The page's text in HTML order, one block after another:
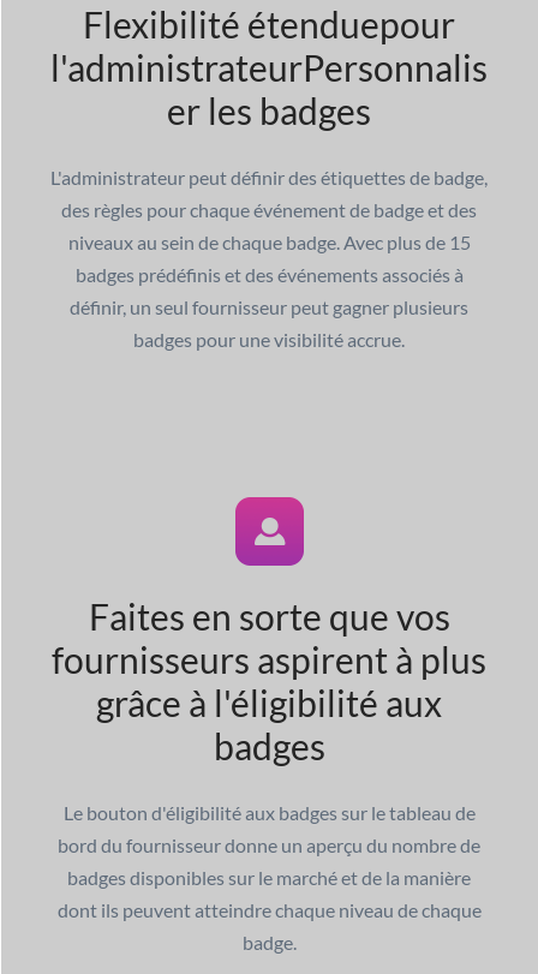
Flexibilité étenduepour
l'administrateurPersonnalis
er les badges
L'administrateur peut définir des étiquettes de badge,
des règles pour chaque événement de badge et des
niveaux au sein de chaque badge. Avec plus de 15
badges prédéfinis et des événements associés à
définir, un seul fournisseur peut gagner plusieurs
badges pour une visibilité accrue.
Faites en sorte que vos
fournisseurs aspirent à plus
grâce à l'éligibilité aux
badges
Le bouton d'éligibilité aux badges sur le tableau de
bord du fournisseur donne un aperçu du nombre de
badges disponibles sur le marché et de la manière
dont ils peuvent atteindre chaque niveau de chaque
badge.